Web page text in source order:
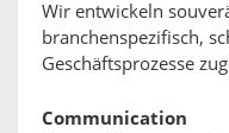
Wir entwickeln
branchenspezifisch,
Geschäftsprozesse
Communication